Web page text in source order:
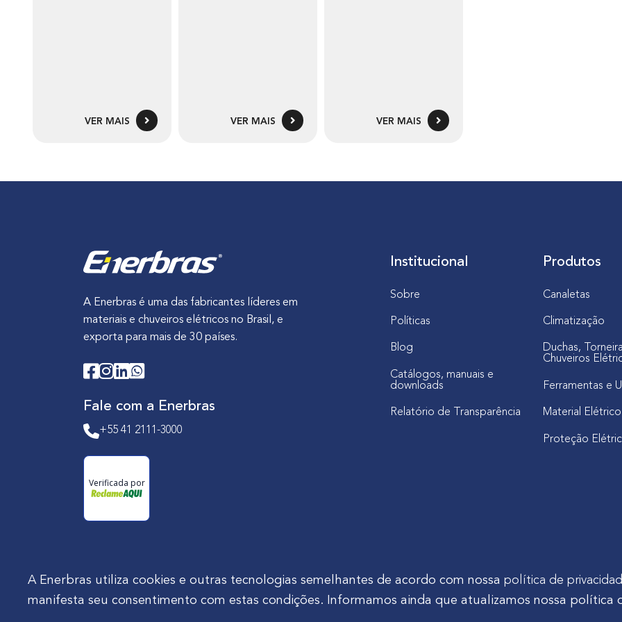
VER MAIS VER MAIS VER MAIS
A Enerbras é uma das fabricantes líderes em
materiais e chuveiros elétricos no Brasil, e
exporta para mais de 30 países.
Fale com a Enerbras
+55 41 2111-3000
Verificada por
Institucional
Sobre
Políticas
Blog
Catálogos, manuais e
downloads
Relatório de Transparência
Produtos
Canaletas
Climatização
Duchas,
Chuveiros
Ferramentas e
Material Elétrico
Proteção
Enerbras Materiais Elétricos Ltda.Rua Agostinho Mocelin, nº 81, Ferrari | CEP 83606-310 | Campo Largo -
A Enerbras utiliza cookies e outras tecnologias semelhantes de acordo com nossa política de
manifesta seu consentimento com estas condições. Informamos ainda que atualizamos nossa política